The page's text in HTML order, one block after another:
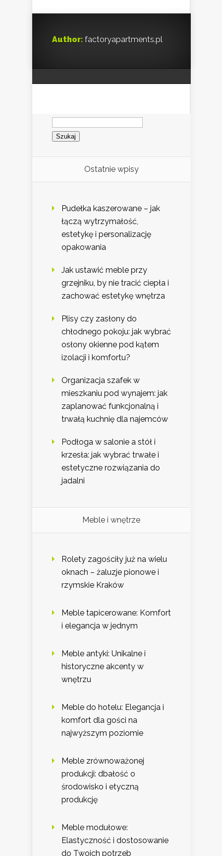
Author: factoryapartments.pl
Szukaj:
Ostatnie wpisy
Pudełka kaszerowane – jak
łączą wytrzymałość,
estetykę i personalizację
opakowania
Jak ustawić meble przy
grzejniku, by nie tracić ciepła i
zachować estetykę wnętrza
Plisy czy zasłony do
chłodnego pokoju: jak wybrać
osłony okienne pod kątem
izolacji i komfortu?
Organizacja szafek w
mieszkaniu pod wynajem: jak
zaplanować funkcjonalną i
trwałą kuchnię dla najemców
Podłoga w salonie a stół i
krzesła: jak wybrać trwałe i
estetyczne rozwiązania do
jadalni
Meble i wnętrze
Rolety zagościły już na wielu
oknach – żaluzje pionowe i
rzymskie Kraków
Meble tapicerowane: Komfort
i elegancja w jednym
Meble antyki: Unikalne i
historyczne akcenty w
wnętrzu
Meble do hotelu: Elegancja i
komfort dla gości na
najwyższym poziomie
Meble zrównoważonej
produkcji: dbałość o
środowisko i etyczną
produkcję
Meble modułowe:
Elastyczność i dostosowanie
do Twoich potrzeb